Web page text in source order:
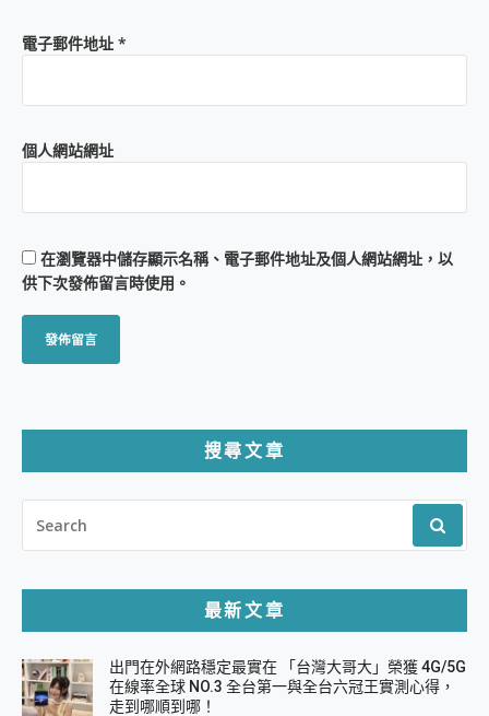
電子郵件地址 *
個人網站網址
在瀏覽器中儲存顯示名稱、電子郵件地址及個人網站網址，以
供下次發佈留言時使用。
搜尋文章
FOR:
最新文章
出門在外網路穩定最實在 「台灣大哥大」榮獲 4G/5G
在線率全球 NO.3 全台第一與全台六冠王實測心得，
走到哪順到哪！